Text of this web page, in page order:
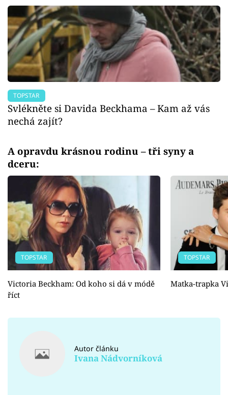
TOPSTAR
Svlékněte si Davida Beckhama – Kam až vás
nechá zajít?
A opravdu krásnou rodinu – tři syny a
dceru:
TOPSTAR
Victoria Beckham: Od koho si dá v módě
říct
TOPSTAR
Matka-trapka
Autor článku
Ivana Nádvorníková